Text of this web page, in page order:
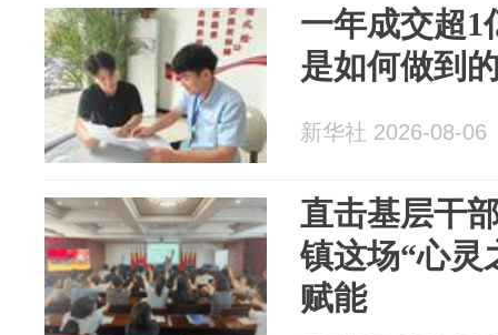
一年成交超1
是如何做到
新华社 2026-08-06
直击基层干
镇这场“心灵
赋能